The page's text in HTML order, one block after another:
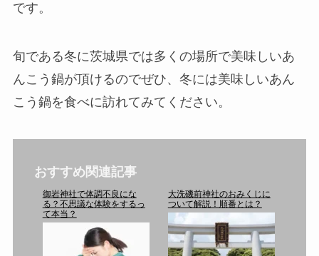
です。
旬である冬に茨城県では多くの場所で美味しいあ
んこう鍋が頂けるのでぜひ、冬には美味しいあん
こう鍋を食べに訪れてみてください。
おすすめ関連記事
御岩神社で体調不良にな
る？不思議な体験をするっ
て本当？
大洗磯前神社のおみくじに
ついて解説！順番とは？